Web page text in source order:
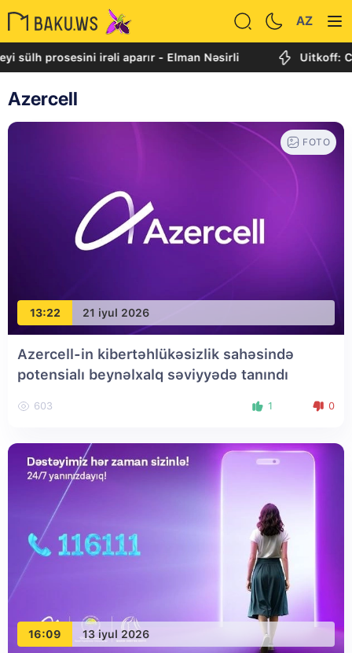
AZ
irəli aparır - Elman Nəsirli Uitkoff: Cənubi
Azercell
13:22 21 iyul 2026
FOTO
Azercell-in kibertəhlükəsizlik sahəsində
potensialı beynəlxalq səviyyədə tanındı
603 1 0
16:09 13 iyul 2026